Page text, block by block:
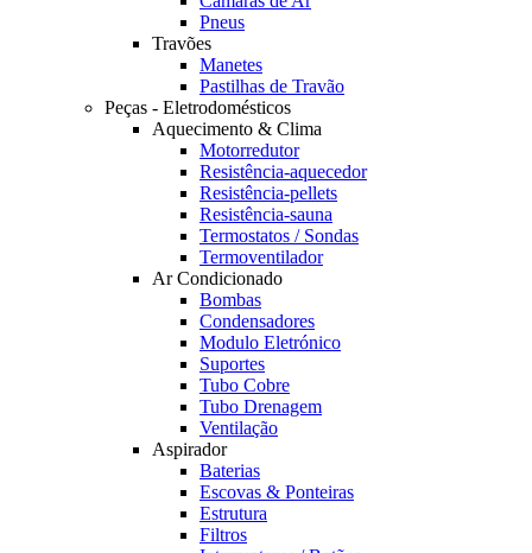
Pneus
Travões
Manetes
Pastilhas de Travão
Peças - Eletrodomésticos
Aquecimento & Clima
Motorredutor
Resistência-aquecedor
Resistência-pellets
Resistência-sauna
Termostatos / Sondas
Termoventilador
Ar Condicionado
Bombas
Condensadores
Modulo Eletrónico
Suportes
Tubo Cobre
Tubo Drenagem
Ventilação
Aspirador
Baterias
Escovas & Ponteiras
Estrutura
Filtros